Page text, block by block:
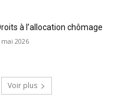
à l’allocation chômage
mai 2026
Voir plus